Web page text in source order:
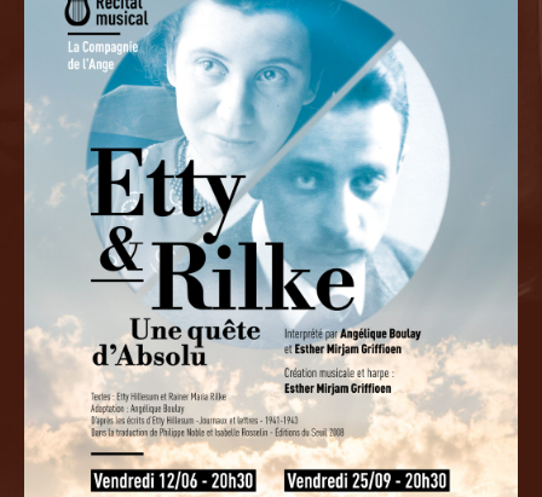
par
19
Juin
2026-
Paris
la